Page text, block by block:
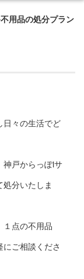
不用品の処分プラン
日々の生活でど
神戸からっぽlサ
分いたしま
１点の不用品
ご相談くださ